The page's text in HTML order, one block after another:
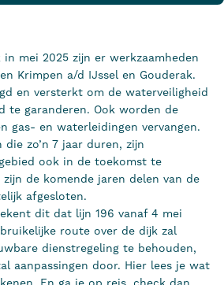
in mei 2025 zijn er werkzaamheden
Krimpen a/d IJssel en Gouderak.
en versterkt om de waterveiligheid
te garanderen. Ook worden de
gas- en waterleidingen vervangen.
die zo’n 7 jaar duren, zijn
ook in de toekomst te
zijn de komende jaren delen van de
afgesloten.
dit dat lijn 196 vanaf 4 mei
route over de dijk zal
dienstregeling te behouden,
aanpassingen door. Hier lees je wat
En ga je op reis, check dan